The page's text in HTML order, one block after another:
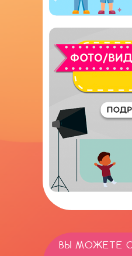
ВЫ МОЖЕТЕ